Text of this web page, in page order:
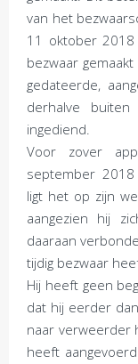
van het
11 oktober
bezwaar
gedateerde,
derhalve
ingediend.
Voor zover
september
ligt het op zijn
aangezien hij
daaraan
tijdig bezwaar
Hij heeft geen
dat hij eerder
naar verweerder
heeft